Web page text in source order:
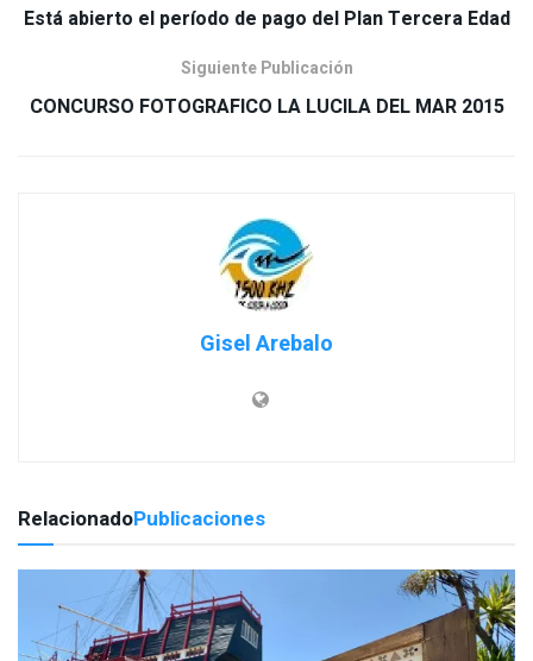
Está abierto el período de pago del Plan Tercera Edad
Siguiente Publicación
CONCURSO FOTOGRAFICO LA LUCILA DEL MAR 2015
Gisel Arebalo
RelacionadoPublicaciones